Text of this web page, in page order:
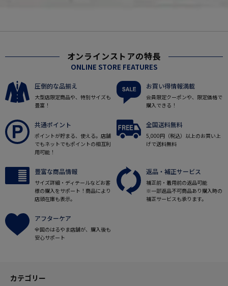
オンラインストアの特長
ONLINE STORE FEATURES
圧倒的な品揃え
大型店限定商品や、特別サイズも
豊富！
お買い得情報満載
会員限定クーポンや、限定価格で
購入できる！
共通ポイント
ポイントが貯まる、使える。店舗
でもネットでもポイントの相互利
用可能！
全国送料無料
5,000円（税込）以上のお買い上
げで送料無料
豊富な商品情報
サイズ詳細・ディテールなどお客
様の購入をサポート！商品により
店頭在庫も表示。
返品・補正サービス
補正前・着用前の返品可能
※一部返品不可商品あり購入時の
補正サービスも承ります。
アフターケア
全国のはるやま店舗が、購入後も
安心サポート
カテゴリー